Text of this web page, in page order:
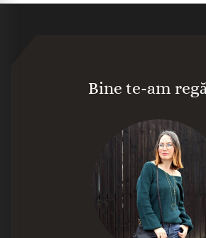
Bine te-am